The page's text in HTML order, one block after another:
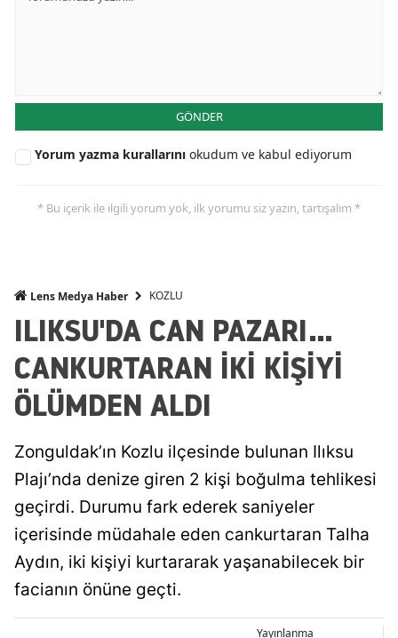
GÖNDER
Yorum yazma kurallarını okudum ve kabul ediyorum
* Bu içerik ile ilgili yorum yok, ilk yorumu siz yazın, tartışalım *
Lens Medya Haber KOZLU
ILIKSU'DA CAN PAZARI...
CANKURTARAN İKİ KİŞİYİ
ÖLÜMDEN ALDI
Zonguldak’ın Kozlu ilçesinde bulunan Ilıksu
Plajı’nda denize giren 2 kişi boğulma tehlikesi
geçirdi. Durumu fark ederek saniyeler
içerisinde müdahale eden cankurtaran Talha
Aydın, iki kişiyi kurtararak yaşanabilecek bir
facianın önüne geçti.
Yayınlanma